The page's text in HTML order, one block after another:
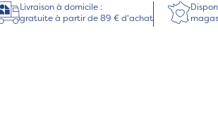
Livraison à domicile :
gratuite à partir de 89 € d'achat